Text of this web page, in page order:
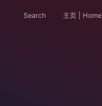
Search 主页 | Home